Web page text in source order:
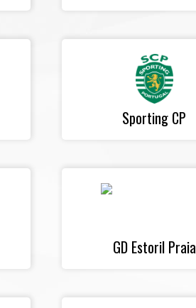
Sporting CP
GD Estoril Praia